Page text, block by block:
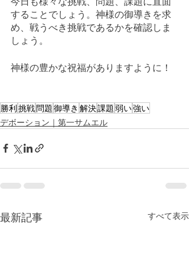
することでしょう。神様の御導きを求
め、戦うべき挑戦であるかを確認しま
しょう。
神様の豊かな祝福がありますように！
勝利挑戦問題御導き 解決課題弱い強い
デボーション｜第一サムエル
最新記事 すべて表示